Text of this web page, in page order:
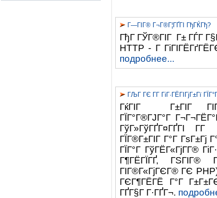
Г—ГІГ® Г¬Г®Г¦ГҐГІ ГђГЌГђ?
ГђГ ГЎГ®ГІГ Г± ГЃГ
HTTP - Г
подробнее...
ГЉГ ГЄ Г­Г ГіГ·ГЁГІГјГ±Гї
ГќГІГ Г±ГІГ
ГЇГ°Г®ГЈГ°Г
ГўГ»ГўГҐГ¤ГҐГІ Г­Г
ГЇГ®Г±ГІГ Г°Г
ГЇГ°Г ГўГЁГ«ГјГ­Г®
Г¶ГЁГЇГҐ, ГЅГІГ®
ГІГ®Г«ГјГЄГ® ГЄ
ГЄГ¶ГЁГЁ Г°Г
ГҐГ§Г Г·ГҐГ¬.